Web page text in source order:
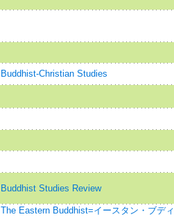
Buddhist-Christian Studies
Buddhist Studies Review
The Eastern Buddhist=イースタン・ブディ